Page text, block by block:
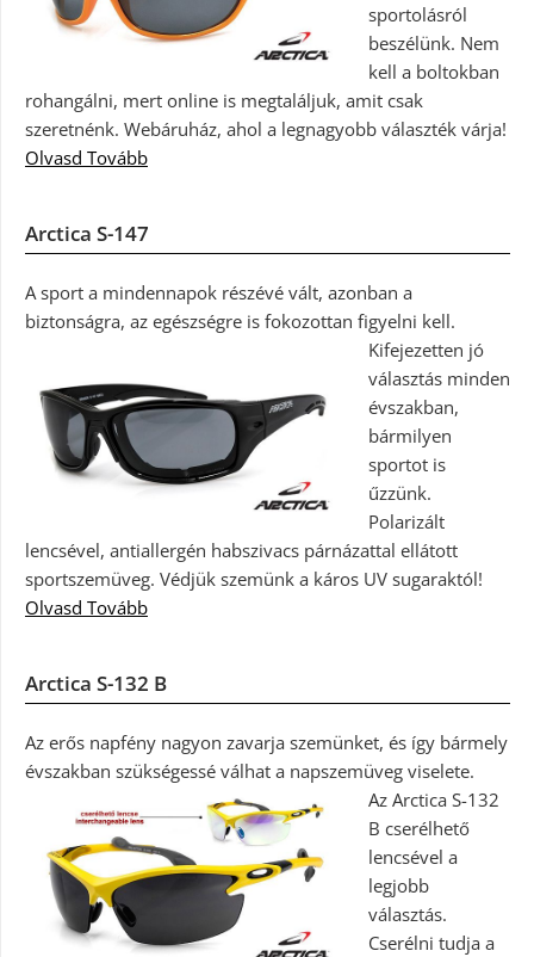
sportolásról
beszélünk. Nem
kell a boltokban
rohangálni, mert online is megtaláljuk, amit csak
szeretnénk. Webáruház, ahol a legnagyobb választék várja!
Olvasd Tovább
Arctica S-147
A sport a mindennapok részévé vált, azonban a
biztonságra, az egészségre is fokozottan figyelni kell.
Kifejezetten jó
választás minden
évszakban,
bármilyen
sportot is
űzzünk.
Polarizált
lencsével, antiallergén habszivacs párnázattal ellátott
sportszemüveg. Védjük szemünk a káros UV sugaraktól!
Olvasd Tovább
Arctica S-132 B
Az erős napfény nagyon zavarja szemünket, és így bármely
évszakban szükségessé válhat a napszemüveg viselete.
Az Arctica S-132
B cserélhető
lencsével a
legjobb
választás.
Cserélni tudja a